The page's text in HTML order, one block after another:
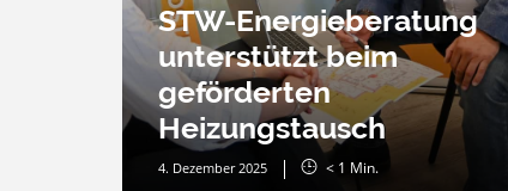
STW-Energieberatung
unterstützt beim
geförderten
Heizungstausch
4. Dezember 2025 < 1 Min.